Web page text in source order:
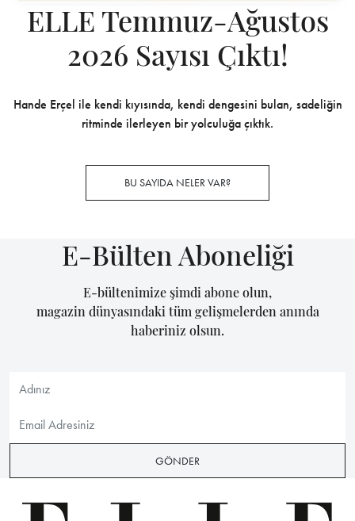
ELLE Temmuz-Ağustos
2026 Sayısı Çıktı!
Hande Erçel ile kendi kıyısında, kendi dengesini bulan, sadeliğin
ritminde ilerleyen bir yolculuğa çıktık.
BU SAYIDA NELER VAR?
E-Bülten Aboneliği
E-bültenimize şimdi abone olun,
magazin dünyasındaki tüm gelişmelerden anında
haberiniz olsun.
GÖNDER